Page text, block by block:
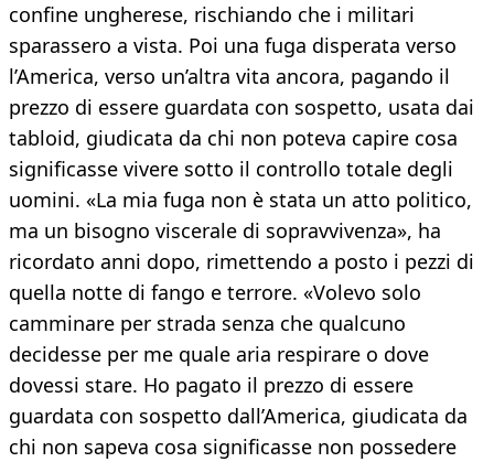
confine ungherese, rischiando che i militari
sparassero a vista. Poi una fuga disperata verso
l’America, verso un’altra vita ancora, pagando il
prezzo di essere guardata con sospetto, usata dai
tabloid, giudicata da chi non poteva capire cosa
significasse vivere sotto il controllo totale degli
uomini. «La mia fuga non è stata un atto politico,
ma un bisogno viscerale di sopravvivenza», ha
ricordato anni dopo, rimettendo a posto i pezzi di
quella notte di fango e terrore. «Volevo solo
camminare per strada senza che qualcuno
decidesse per me quale aria respirare o dove
dovessi stare. Ho pagato il prezzo di essere
guardata con sospetto dall’America, giudicata da
chi non sapeva cosa significasse non possedere